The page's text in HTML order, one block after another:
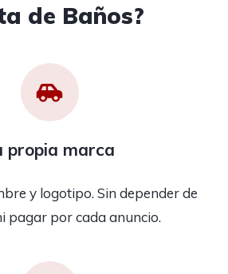
de Baños?
propia marca
y logotipo. Sin depender de
pagar por cada anuncio.